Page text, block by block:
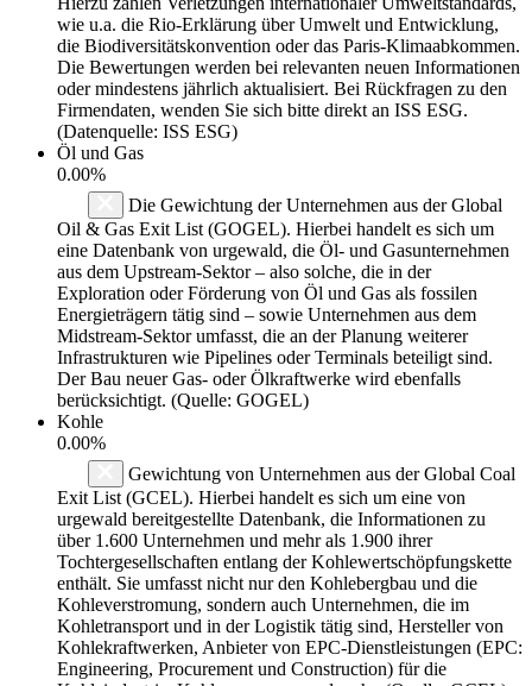
wie u.a. die Rio-Erklärung über Umwelt und Entwicklung,
die Biodiversitätskonvention oder das Paris-Klimaabkommen.
Die Bewertungen werden bei relevanten neuen Informationen
oder mindestens jährlich aktualisiert. Bei Rückfragen zu den
Firmendaten, wenden Sie sich bitte direkt an ISS ESG.
(Datenquelle: ISS ESG)
Öl und Gas
0.00%
Die Gewichtung der Unternehmen aus der Global
Oil & Gas Exit List (GOGEL). Hierbei handelt es sich um
eine Datenbank von urgewald, die Öl- und Gasunternehmen
aus dem Upstream-Sektor – also solche, die in der
Exploration oder Förderung von Öl und Gas als fossilen
Energieträgern tätig sind – sowie Unternehmen aus dem
Midstream-Sektor umfasst, die an der Planung weiterer
Infrastrukturen wie Pipelines oder Terminals beteiligt sind.
Der Bau neuer Gas- oder Ölkraftwerke wird ebenfalls
berücksichtigt. (Quelle: GOGEL)
Kohle
0.00%
Gewichtung von Unternehmen aus der Global Coal
Exit List (GCEL). Hierbei handelt es sich um eine von
urgewald bereitgestellte Datenbank, die Informationen zu
über 1.600 Unternehmen und mehr als 1.900 ihrer
Tochtergesellschaften entlang der Kohlewertschöpfungskette
enthält. Sie umfasst nicht nur den Kohlebergbau und die
Kohleverstromung, sondern auch Unternehmen, die im
Kohletransport und in der Logistik tätig sind, Hersteller von
Kohlekraftwerken, Anbieter von EPC-Dienstleistungen (EPC:
Engineering, Procurement und Construction) für die